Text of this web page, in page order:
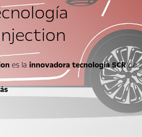
es la innovadora tecnología SCRde...